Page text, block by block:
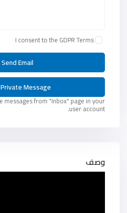
وصف
I consent to the GDPR Terms
messages from "Inbox" page in your
user account.